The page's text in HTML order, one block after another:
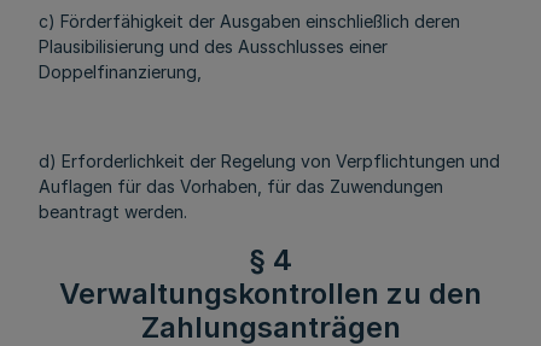
c) Förderfähigkeit der Ausgaben einschließlich deren
Plausibilisierung und des Ausschlusses einer
Doppelfinanzierung,
d) Erforderlichkeit der Regelung von Verpflichtungen und
Auflagen für das Vorhaben, für das Zuwendungen
beantragt werden.
§ 4
Verwaltungskontrollen zu den
Zahlungsanträgen